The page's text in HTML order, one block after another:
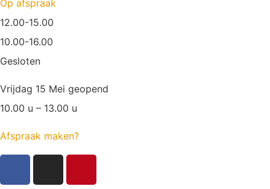
Op afspraak
12.00-15.00
10.00-16.00
Gesloten
Vrijdag 15 Mei geopend
10.00 u – 13.00 u
Afspraak maken?